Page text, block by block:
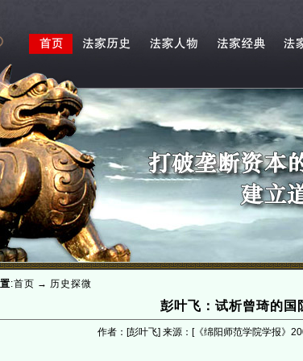
:首页 → 历史探微
彭叶飞：试析曾琦的国
作者：[彭叶飞] 来源：[《绵阳师范学院学报》